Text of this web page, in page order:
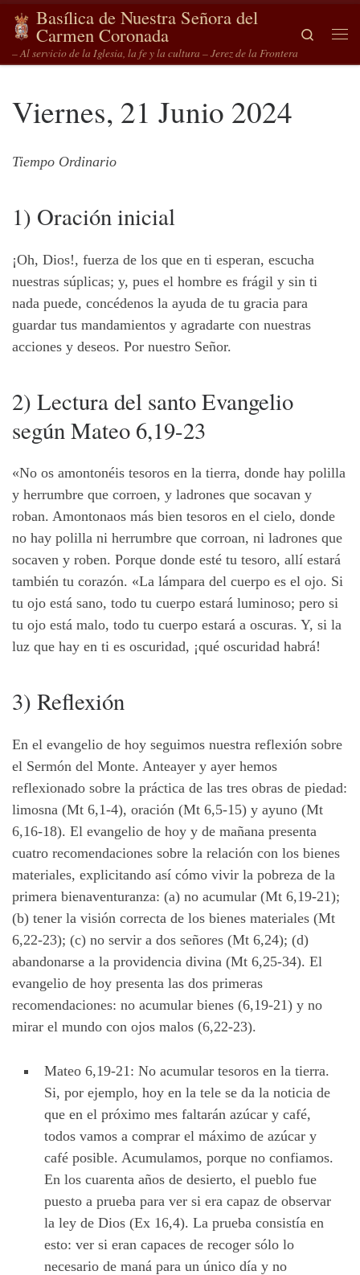
Saltar al contenido
Basílica de Nuestra Señora del
Carmen Coronada
– Al servicio de la Iglesia, la fe y la cultura – Jerez de la Frontera
Search
Viernes, 21 Junio 2024
Tiempo Ordinario
1) Oración inicial
¡Oh, Dios!, fuerza de los que en ti esperan, escucha
nuestras súplicas; y, pues el hombre es frágil y sin ti
nada puede, concédenos la ayuda de tu gracia para
guardar tus mandamientos y agradarte con nuestras
acciones y deseos. Por nuestro Señor.
2) Lectura del santo Evangelio
según Mateo 6,19-23
«No os amontonéis tesoros en la tierra, donde hay polilla
y herrumbre que corroen, y ladrones que socavan y
roban. Amontonaos más bien tesoros en el cielo, donde
no hay polilla ni herrumbre que corroan, ni ladrones que
socaven y roben. Porque donde esté tu tesoro, allí estará
también tu corazón. «La lámpara del cuerpo es el ojo. Si
tu ojo está sano, todo tu cuerpo estará luminoso; pero si
tu ojo está malo, todo tu cuerpo estará a oscuras. Y, si la
luz que hay en ti es oscuridad, ¡qué oscuridad habrá!
3) Reflexión
En el evangelio de hoy seguimos nuestra reflexión sobre
el Sermón del Monte. Anteayer y ayer hemos
reflexionado sobre la práctica de las tres obras de piedad:
limosna (Mt 6,1-4), oración (Mt 6,5-15) y ayuno (Mt
6,16-18). El evangelio de hoy y de mañana presenta
cuatro recomendaciones sobre la relación con los bienes
materiales, explicitando así cómo vivir la pobreza de la
primera bienaventuranza: (a) no acumular (Mt 6,19-21);
(b) tener la visión correcta de los bienes materiales (Mt
6,22-23); (c) no servir a dos señores (Mt 6,24); (d)
abandonarse a la providencia divina (Mt 6,25-34). El
evangelio de hoy presenta las dos primeras
recomendaciones: no acumular bienes (6,19-21) y no
mirar el mundo con ojos malos (6,22-23).
Mateo 6,19-21: No acumular tesoros en la tierra.
Si, por ejemplo, hoy en la tele se da la noticia de
que en el próximo mes faltarán azúcar y café,
todos vamos a comprar el máximo de azúcar y
café posible. Acumulamos, porque no confiamos.
En los cuarenta años de desierto, el pueblo fue
puesto a prueba para ver si era capaz de observar
la ley de Dios (Ex 16,4). La prueba consistía en
esto: ver si eran capaces de recoger sólo lo
necesario de maná para un único día y no